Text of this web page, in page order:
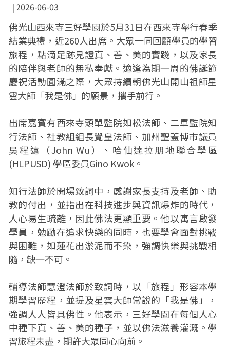
2026-06-03
佛光山西來寺三好學園於5月31日在西來寺舉行春季
結業典禮，近260人出席。大眾一同回顧學員的學習
旅程，點滴足跡見證真、善、美的實踐，以及家長
的陪伴與老師的無私奉獻。適逢為期一周的佛誕節
慶祝活動圓滿之際，大眾持續朝佛光山開山祖師星
雲大師「我是佛」的願景，攜手前行。
出席嘉賓有西來寺頭單監院如松法師、二單監院知
行法師、社教組組長覺皇法師、加州聖蓋博市議員
吳程遠（John Wu）、哈仙達拉朋地聯合學區
(HLPUSD) 學區委員Gino Kwok。
知行法師於開場致詞中，感謝家長支持及老師、助
教的付出，並指出在科技進步與資訊爆炸的時代，
人心易生疏離，因此佛法更顯重要。他以寓言啟發
學員，勉勵在追求快樂的同時，也要學會面對挑戰
與困難，如蓮花出淤泥而不染，強調快樂與挑戰相
隨，缺一不可。
輔導法師慧澄法師於致詞時，以「旅程」形容本學
期學習歷程，並提及星雲大師常說的「我是佛」，
強調人人皆具佛性。他表示，三好學園在每個人心
中種下真、善、美的種子，並以佛法滋養灌溉。學
習旅程未盡，期許大眾同心向前。